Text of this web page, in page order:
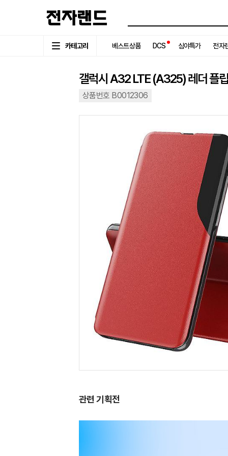
카테고리 베스트상품 DCS 심야특가 전자
갤럭시 A32 LTE (A325) 레더 플
상품번호 B0012306
관련 기획전